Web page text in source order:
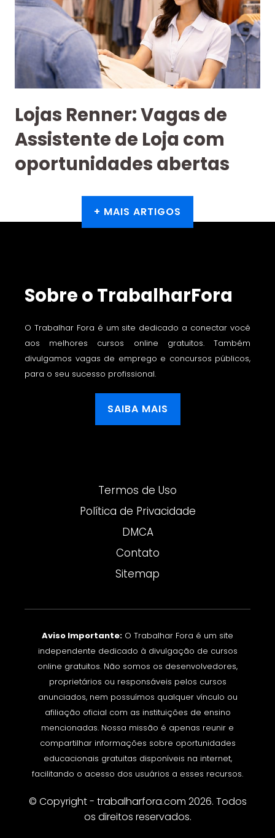
Lojas Renner: Vagas de
Assistente de Loja com
oportunidades abertas
+ MAIS ARTIGOS
Sobre o TrabalharFora
O Trabalhar Fora é um site dedicado a conectar você
aos melhores cursos online gratuitos. Também
divulgamos vagas de emprego e concursos públicos,
para o seu sucesso profissional.
SAIBA MAIS
Termos de Uso
Política de Privacidade
DMCA
Contato
Sitemap
Aviso Importante: O Trabalhar Fora é um site
independente dedicado à divulgação de cursos
online gratuitos. Não somos os desenvolvedores,
proprietários ou responsáveis pelos cursos
anunciados, nem possuímos qualquer vínculo ou
afiliação oficial com as instituições de ensino
mencionadas. Nossa missão é apenas reunir e
compartilhar informações sobre oportunidades
educacionais gratuitas disponíveis na internet,
facilitando o acesso dos usuários a esses recursos.
© Copyright - trabalharfora.com 2026. Todos
os direitos reservados.